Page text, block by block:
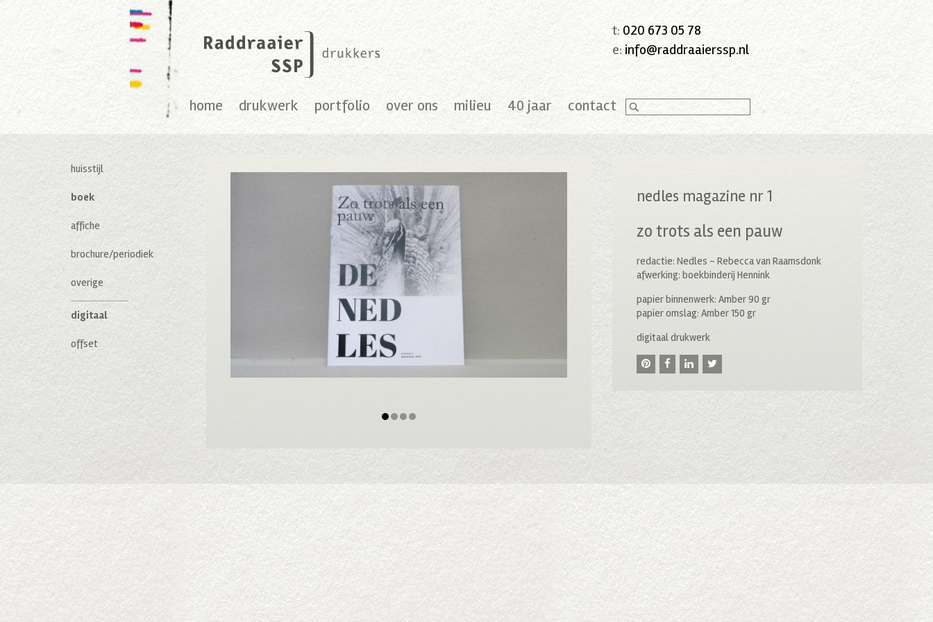
t: 020 673 05 78
e: info@raddraaierssp.nl
home drukwerk portfolio over ons milieu 40 jaar contact
huisstijl
boek
affiche
brochure/periodiek
overige
digitaal
offset
nedles magazine nr 1
zo trots als een pauw
redactie: Nedles – Rebecca van Raamsdonk
afwerking: boekbinderij Hennink
papier binnenwerk: Amber 90 gr
papier omslag: Amber 150 gr
digitaal drukwerk